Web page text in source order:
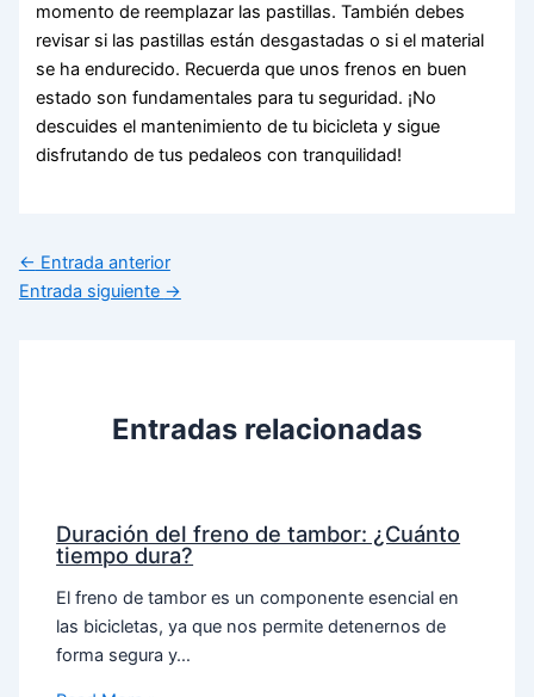
momento de reemplazar las pastillas. También debes
revisar si las pastillas están desgastadas o si el material
se ha endurecido. Recuerda que unos frenos en buen
estado son fundamentales para tu seguridad. ¡No
descuides el mantenimiento de tu bicicleta y sigue
disfrutando de tus pedaleos con tranquilidad!
← Entrada anterior
Entrada siguiente →
Entradas relacionadas
Duración del freno de tambor: ¿Cuánto
tiempo dura?
El freno de tambor es un componente esencial en
las bicicletas, ya que nos permite detenernos de
forma segura y…